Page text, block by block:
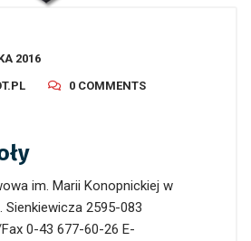
2016
0 COMMENTS
im. Marii Konopnickiej w
2595-083
0-43 677-60-26 E-